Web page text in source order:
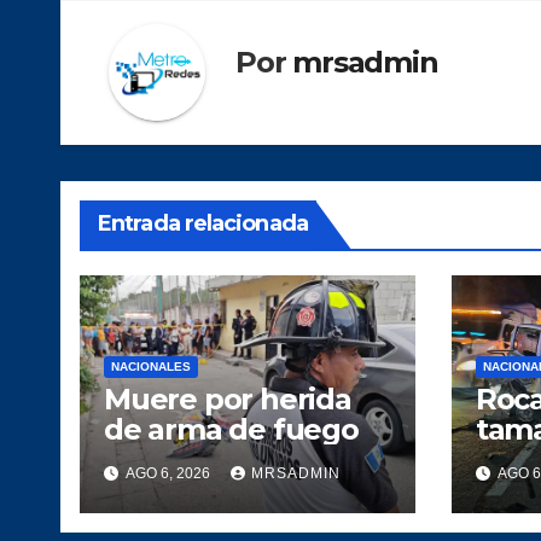
Por mrsadmin
Entrada relacionada
NACIONALES
Muere por herida
de arma de fuego
AGO 6, 2026 MRSADMIN AGO